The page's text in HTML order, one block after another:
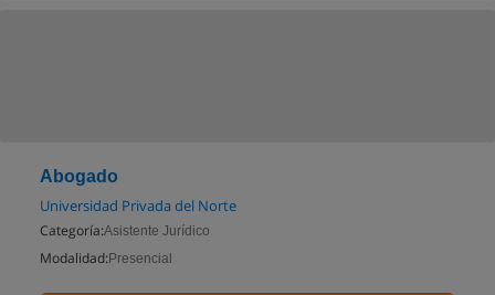
Abogado
Universidad Privada del Norte
Categoría:Asistente Jurídico
Modalidad: Presencial